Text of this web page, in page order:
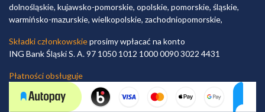
dolnośląskie, kujawsko-pomorskie, opolskie, pomorskie, śląskie,
warmińsko-mazurskie, wielkopolskie, zachodniopomorskie,
Składki członkowskieprosimy wpłacać na konto
ING Bank Śląski S. A. 97 1050 1012 1000 0090 3022 4431
Płatności obsługuje